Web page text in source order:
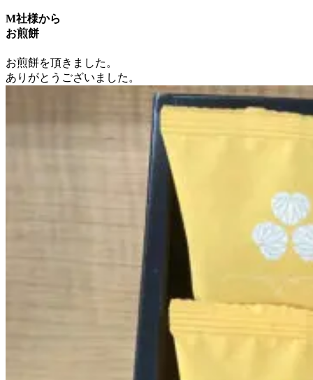
M社様から
お煎餅
お煎餅を頂きました。
ありがとうございました。